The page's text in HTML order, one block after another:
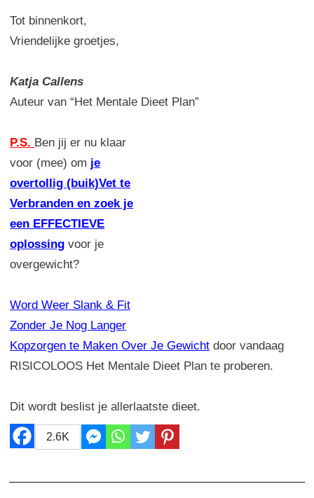
Tot binnenkort,
Vriendelijke groetjes,
Katja Callens
Auteur van “Het Mentale Dieet Plan”
P.S. Ben jij er nu klaar
voor (mee) om je
overtollig (buik)Vet te
Verbranden en zoek je
een EFFECTIEVE
oplossing voor je
overgewicht?
Word Weer Slank & Fit
Zonder Je Nog Langer
Kopzorgen te Maken Over Je Gewicht door vandaag
RISICOLOOS Het Mentale Dieet Plan te proberen.
Dit wordt beslist je allerlaatste dieet.
2.6K